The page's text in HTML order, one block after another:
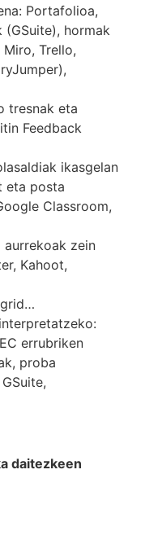
Portafolioa,
hormak
Trello,
tresnak eta
Feedback
ikasgelan
eta posta
Classroom,
aurrekoak zein
Kahoot,
errubriken
proba
daitezkeen